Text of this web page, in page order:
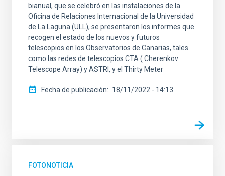
bianual, que se celebró en las instalaciones de la
Oficina de Relaciones Internacional de la Universidad
de La Laguna (ULL), se presentaron los informes que
recogen el estado de los nuevos y futuros
telescopios en los Observatorios de Canarias, tales
como las redes de telescopios CTA ( Cherenkov
Telescope Array) y ASTRI, y el Thirty Meter
Fecha de publicación 18/11/2022 - 14:13
FOTONOTICIA